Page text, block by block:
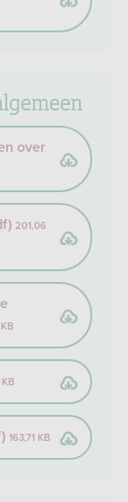
over
201,06
163,71 KB